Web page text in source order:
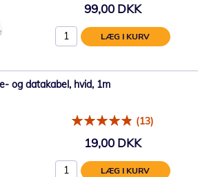
99,00 DKK
LÆG I KURV
og datakabel, hvid, 1m
(13)
19,00 DKK
LÆG I KURV